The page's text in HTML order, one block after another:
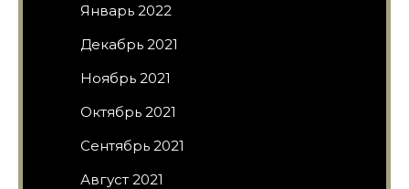
Январь 2022
Декабрь 2021
Ноябрь 2021
Октябрь 2021
Сентябрь 2021
Август 2021